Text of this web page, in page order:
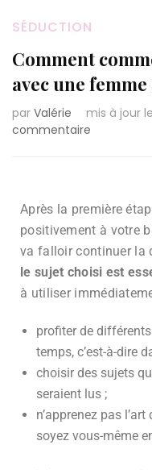
SÉDUCTION
Comment
avec une
par Valérie mis à jour le
commentaire
Après la première
positivement à votre
va falloir continuer la
le sujet choisi est
à utiliser
profiter de
temps, c’est-à-dire
choisir des sujets
seraient lus ;
n’apprenez pas
soyez vous-même